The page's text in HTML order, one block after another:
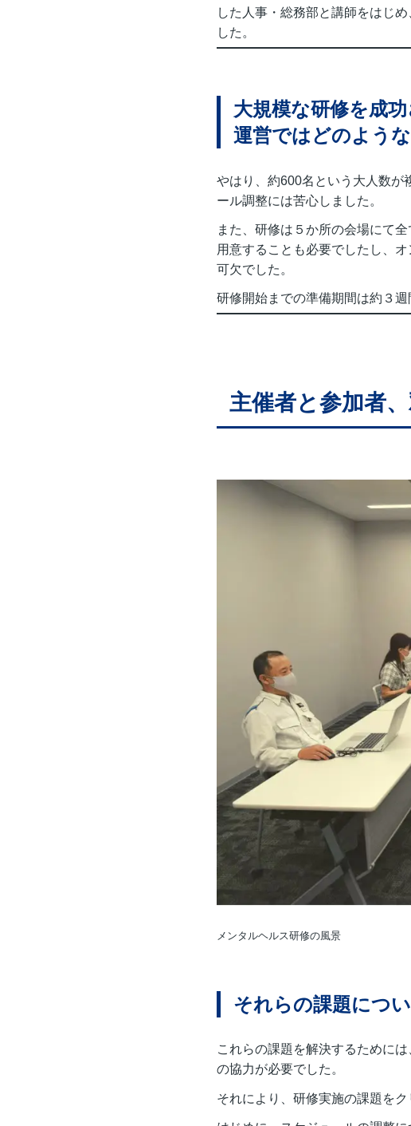
した人事・総務部と講師をはじ
した。
大規模な研修を成
運営ではどのよう
やはり、約600名という大人数が
ール調整には苦心しました。
また、研修は５か所の会場にて
用意することも必要でしたし、
可欠でした。
研修開始までの準備期間は約３
主催者と参加者
メンタルヘルス研修の風景
それらの課題につ
これらの課題を解決するために
の協力が必要でした。
それにより、研修実施の課題をク